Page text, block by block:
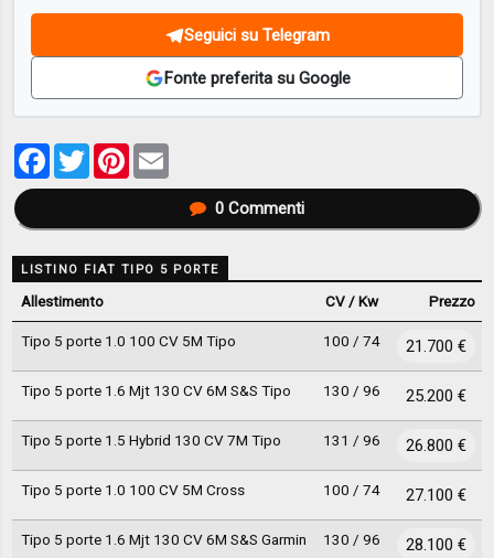
Seguici su Telegram
Fonte preferita su Google
Facebook
TwitterPinterest
0Commenti
LISTINO FIAT TIPO 5 PORTE
Allestimento CV / Kw Prezzo
Tipo 5 porte 1.0 100 CV 5M Tipo 100 / 74 21.700 €
Tipo 5 porte 1.6 Mjt 130 CV 6M S&S Tipo 130 / 96 25.200 €
Tipo 5 porte 1.5 Hybrid 130 CV 7M Tipo 131 / 96 26.800 €
Tipo 5 porte 1.0 100 CV 5M Cross 100 / 74 27.100 €
Tipo 5 porte 1.6 Mjt 130 CV 6M S&S Garmin 130 / 96 28.100 €